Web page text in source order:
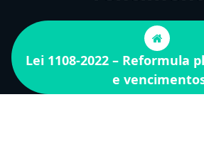
Lei 1108-2022 – Reformula
e